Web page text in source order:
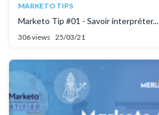
MARKETO TIPS
Marketo Tip #01 - Savoir interpréter...
306 views 25/03/21